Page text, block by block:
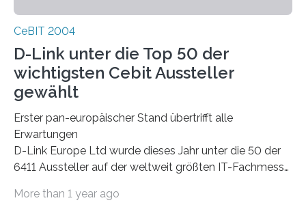
CeBIT 2004
D-Link unter die Top 50 der
wichtigsten Cebit Aussteller
gewählt
Erster pan-europäischer Stand übertrifft alle
Erwartungen
D-Link Europe Ltd wurde dieses Jahr unter die 50 der
6411 Aussteller auf der weltweit größten IT-Fachmesse
Das Konzept, dem internationalen Trend der CeBIT zu
More than 1 year ago